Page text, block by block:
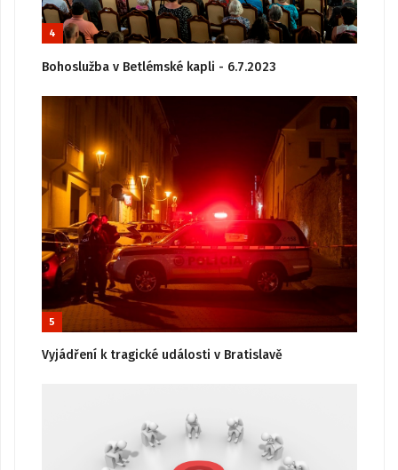
4
Bohoslužba v Betlémské kapli - 6.7.2023
5
Vyjádření k tragické události v Bratislavě